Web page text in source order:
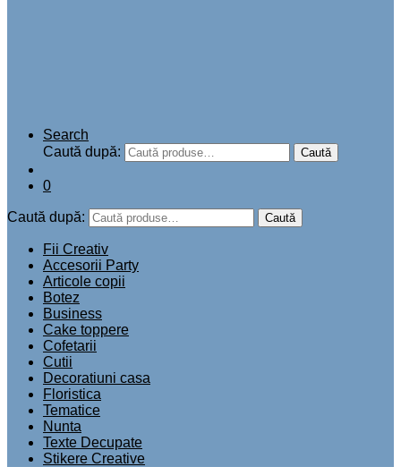
Search
Caută după:
Caută
0
Caută după: Caută
Fii Creativ
Accesorii Party
Articole copii
Botez
Business
Cake toppere
Cofetarii
Cutii
Decoratiuni casa
Floristica
Tematice
Nunta
Texte Decupate
Stikere Creative